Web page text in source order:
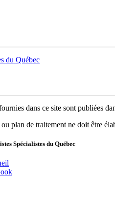
du Québec
dans ce site sont publiées
plan de traitement ne doit être
Spécialistes du Québec